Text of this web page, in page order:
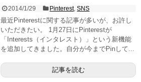
2014/1/29 Pinterest,SNS
最近Pinterestに関する記事が多いが、お許し
いただきたい。 1月27日にPinterestが
「Interests（インタレスト）」という新機能
を追加してきました。自分が今までPinして...
記事を読む